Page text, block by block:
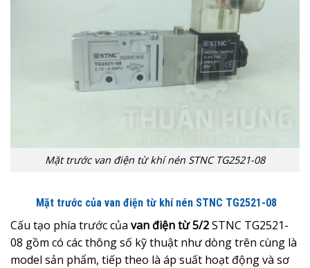
Mặt trước van điện từ khí nén STNC TG2521-08
Mặt trước của van điện từ khí nén STNC TG2521-08
Cấu tạo phía trước của van điện từ 5/2STNC TG2521-
08 gồm có các thông số kỹ thuật như dòng trên cùng là
model sản phẩm, tiếp theo là áp suất hoạt động và sơ